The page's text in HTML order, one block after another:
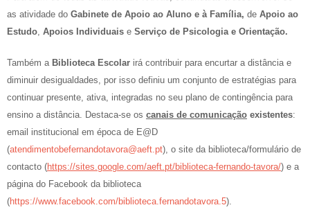
as atividade do Gabinete de Apoio ao Aluno e à Família, de Apoio ao
Estudo, Apoios Individuais e Serviço de Psicologia e Orientação.
Também a Biblioteca Escolar irá contribuir para encurtar a distância e
diminuir desigualdades, por isso definiu um conjunto de estratégias para
continuar presente, ativa, integradas no seu plano de contingência para
ensino a distância. Destaca-se os canais de comunicação existentes:
email institucional em época de E@D
(atendimentobefernandotavora@aeft.pt), o site da biblioteca/formulário de
contacto (https://sites.google.com/aeft.pt/biblioteca-fernando-tavora/) e a
página do Facebook da biblioteca
(https://www.facebook.com/biblioteca.fernandotavora.5).